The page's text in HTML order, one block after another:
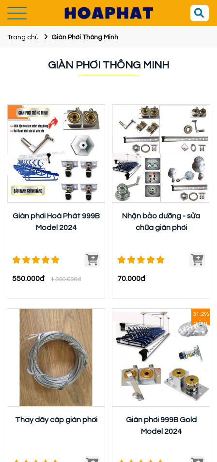
Trang chủ Giàn Phơi Thông Minh
GIÀN PHƠI THÔNG MINH
Giàn phơi Hoà Phát 999B
Model 2024
550.000đ 1.050.000đ
Nhận bảo dưỡng - sửa
chữa giàn phơi
70.000đ
Thay dây cáp giàn phơi
31.2%
giảm
Giàn phơi 999B Gold
Model 2024